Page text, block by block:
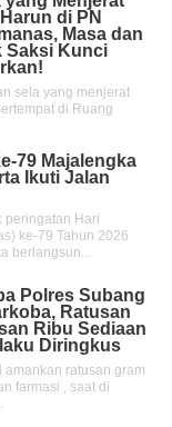
di PN
Masa dan
Saksi Kunci
sela yang menjerat
di Ruang
79 Majalengka
Ikuti Jalan
peringatan Hari
ke-79 Tahun 2026
berlangsun...
Polres Subang
Ratusan
Ribu Sediaan
Diringkus
amankan ratusan gram
farmasi , saat di